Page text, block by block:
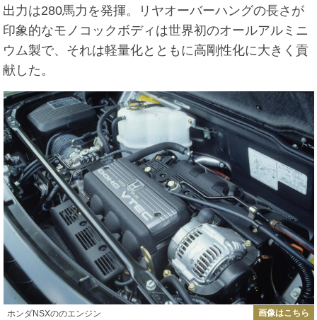
出力は280馬力を発揮。リヤオーバーハングの長さが
印象的なモノコックボディは世界初のオールアルミニ
ウム製で、それは軽量化とともに高剛性化に大きく貢
献した。
ホンダNSXののエンジン 画像はこちら